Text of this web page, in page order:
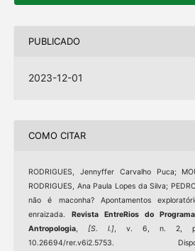
PUBLICADO
2023-12-01
COMO CITAR
RODRIGUES, Jennyffer Carvalho Puca;
RODRIGUES, Ana Paula Lopes da Silva;
não é maconha? Apontamentos
enraizada. Revista EntreRios do
Antropologia, [S. l.], v. 6, n. 2, p.
10.26694/rer.v6i2.5753.